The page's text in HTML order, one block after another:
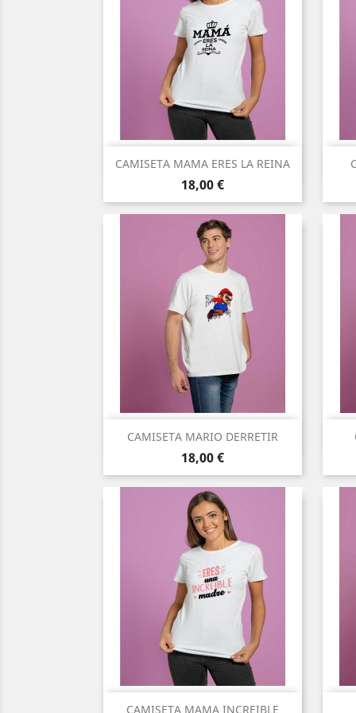
CAMISETA MAMA ERES LA REINA
Precio
18,00 €
Vista rápida
CAMISETA MARIO DERRETIR
Precio
18,00 €
Vista rápida
CAMISETA MAMA INCREIBLE
Vista rápida